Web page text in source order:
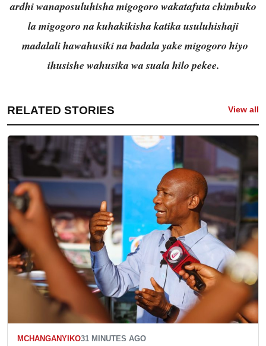
ardhi wanaposuluhisha migogoro wakatafuta chimbuko
la migogoro na kuhakikisha katika usuluhishaji
madalali hawahusiki na badala yake migogoro hiyo
ihusishe wahusika wa suala hilo pekee.
RELATED STORIES View all
MCHANGANYIKO31 MINUTES AGO